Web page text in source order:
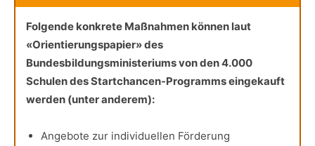
Folgende konkrete Maßnahmen können laut
«Orientierungspapier» des
Bundesbildungsministeriums von den 4.000
Schulen des Startchancen-Programms eingekauft
werden (unter anderem):
Angebote zur individuellen Förderung